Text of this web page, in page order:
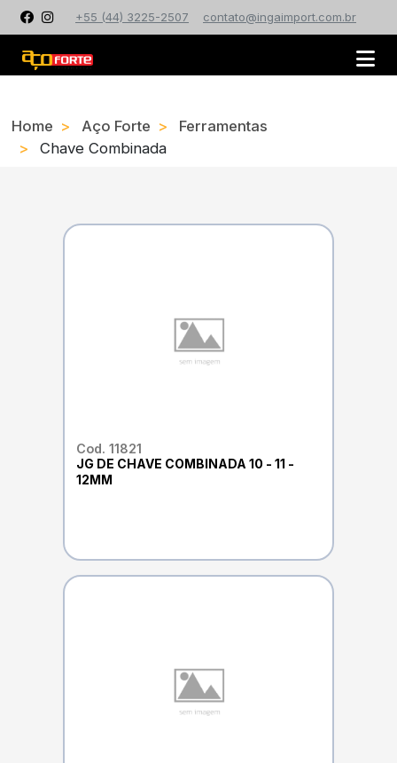
+55 (44) 3225-2507 contato@ingaimport.com.br
Home Aço Forte
Ferramentas
Chave Combinada
Cod. 11821
JG DE CHAVE COMBINADA 10 - 11 -
12MM